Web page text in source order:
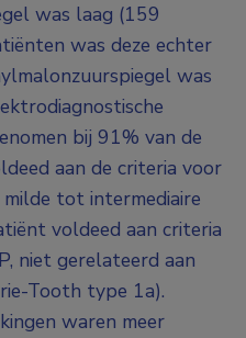
was laag (159
was deze echter
was
bij 91% van de
aan de criteria voor
tot intermediaire
voldeed aan criteria
niet gerelateerd aan
Tooth type 1a).
waren meer